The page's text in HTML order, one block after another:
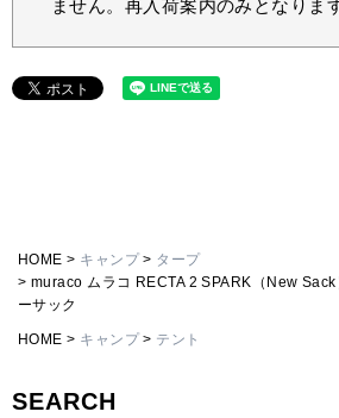
SEARCH
ません。再入荷案内のみとなりま
HOME キャンプ
タープ
muraco ムラコ RECTA 2 SPARK（New
ーサック
HOME キャンプ テント